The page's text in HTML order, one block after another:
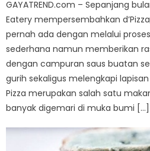
GAYATREND.com – Sepanjang
Eatery mempersembahkan
pernah ada dengan melalui
sederhana namun memberikan
dengan campuran saus buatan
gurih sekaligus melengkapi
Pizza merupakan salah satu
banyak digemari di muka bumi […]